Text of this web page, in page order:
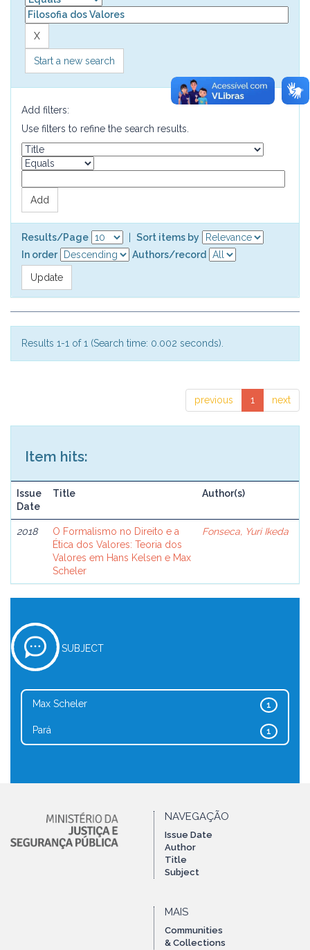
Start a new search
Add filters:
Use filters to refine the search results.
Results/Page
Sort items by
In order
Authors/record
Results 1-1 of 1 (Search time: 0.002 seconds).
previous 1 next
Item hits:
Issue
Date
Title Author(s)
2018
O Formalismo no Direito e a
Ética dos Valores: Teoria dos
Valores em Hans Kelsen e Max
Scheler
Fonseca, Yuri Ikeda
SUBJECT
1
Max Scheler
1
Pará
NAVEGAÇÃO
Issue Date
Author
Title
Subject
MAIS
Communities
& Collections